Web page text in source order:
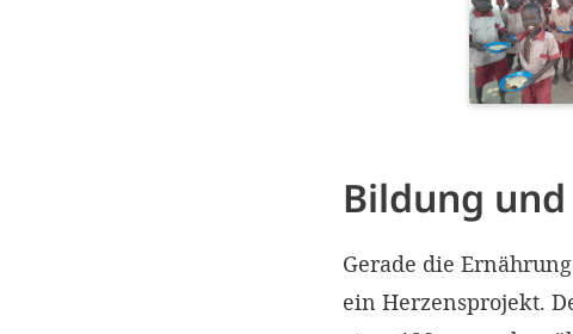
Bildung
Gerade die
ein Herzensprojekt.